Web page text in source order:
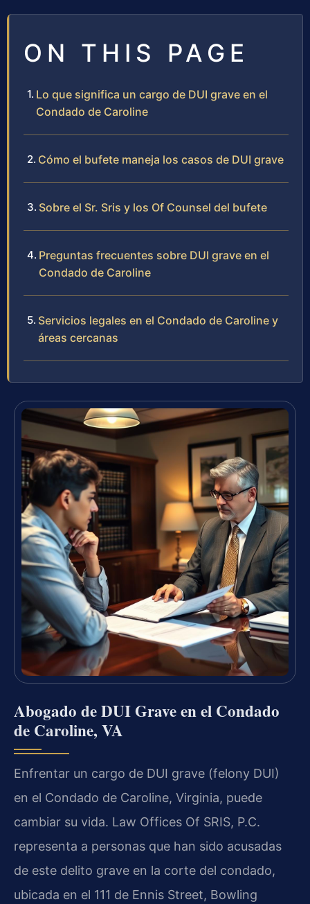
ON THIS PAGE
Lo que significa un cargo de DUI grave en el
Condado de Caroline
Cómo el bufete maneja los casos de DUI grave
Sobre el Sr. Sris y los Of Counsel del bufete
Preguntas frecuentes sobre DUI grave en el
Condado de Caroline
Servicios legales en el Condado de Caroline y
áreas cercanas
Abogado de DUI Grave en el Condado
de Caroline, VA
Enfrentar un cargo de DUI grave (felony DUI)
en el Condado de Caroline, Virginia, puede
cambiar su vida. Law Offices Of SRIS, P.C.
representa a personas que han sido acusadas
de este delito grave en la corte del condado,
ubicada en el 111 de Ennis Street, Bowling